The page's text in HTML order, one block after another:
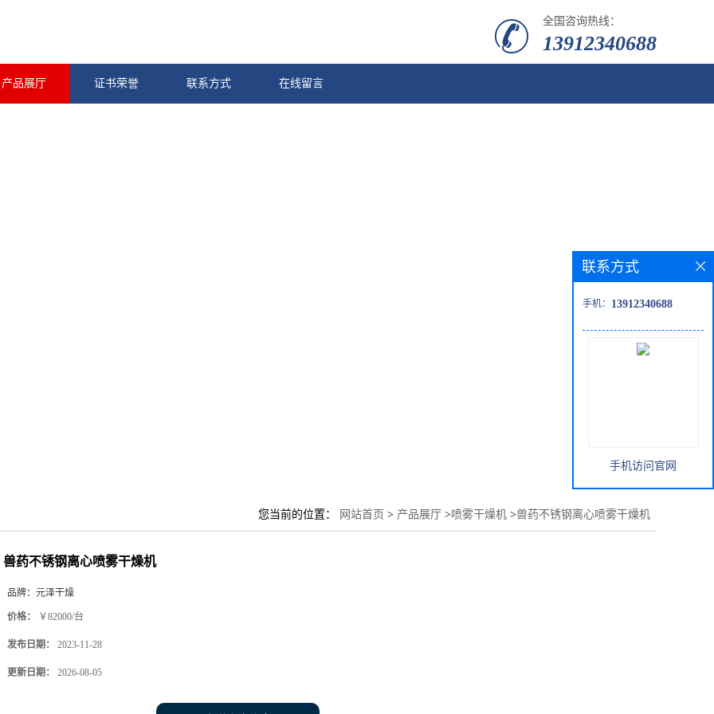
全国咨询热线：
13912340688
产品展厅 证书荣誉 联系方式 在线留言
您当前的位置： 网站首页 > 产品展厅 >喷雾干燥机 >兽药不锈钢离心喷雾干燥机
兽药不锈钢离心喷雾干燥机
品牌： 元泽干燥
价格： ￥82000/台
发布日期： 2023-11-28
更新日期： 2026-08-05
联系方式
手机： 13912340688
手机访问官网